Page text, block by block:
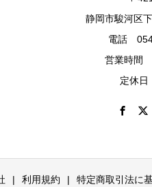
静岡市駿河区
電話
営業時間
定休
利用規約 特定商取引法に